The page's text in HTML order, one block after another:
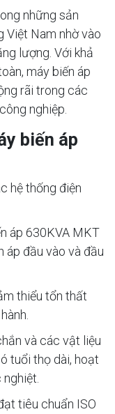
những sản
Nam nhờ vào
lượng. Với khả
máy biến áp
rãi trong các
nghiệp.
biến áp
hệ thống điện
áp 630KVA MKT
áp đầu vào và đầu
thiểu tổn thất
và các vật liệu
tuổi thọ dài, hoạt
tiêu chuẩn ISO